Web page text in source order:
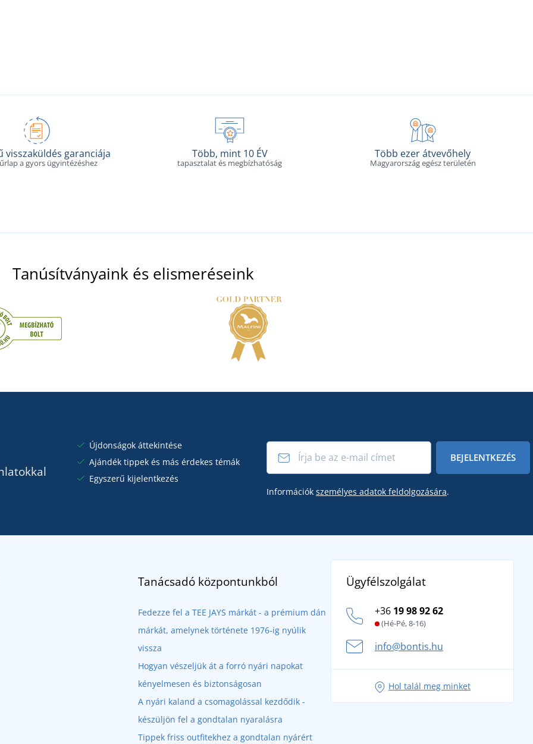
visszaküldés garanciája
a gyors ügyintézéshez
Több, mint 10 ÉV
tapasztalat és megbízhatóság
Több ezer átvevőhely
Magyarország egész területén
Tanúsítványaink és elismeréseink
Újdonságok áttekintése
Ajándék tippek és más érdekes témák
Egyszerű kijelentkezés
BEJELENTKEZÉS
Információk személyes adatok feldolgozására.
Tanácsadó központunkból
Fedezze fel a TEE JAYS márkát - a prémium dán
márkát, amelynek története 1976-ig nyúlik
vissza
Hogyan vészeljük át a forró nyári napokat
kényelmesen és biztonságosan
A nyári kaland a csomagolással kezdődik -
készüljön fel a gondtalan nyaralásra
Tippek friss outfitekhez a gondtalan nyárért
Ügyfélszolgálat
+36 19 98 92 62
(Hé-Pé, 8-16)
info@bontis.hu
Hol talál meg minket